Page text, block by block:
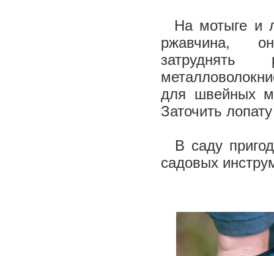
На мотыге и
ржавчина,
для швейных
Заточить
В саду
садовых